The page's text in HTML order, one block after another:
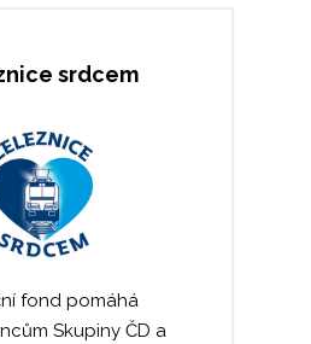
srdcem
fond pomáhá
Skupiny ČD a